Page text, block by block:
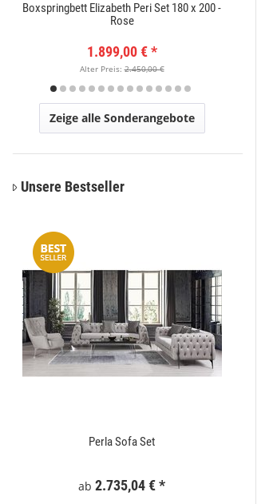
Boxspringbett Elizabeth Peri Set 180 x 200 -
Rose
1.899,00 € *
Alter Preis:2.450,00 €
Zeige alle Sonderangebote
Unsere Bestseller
Perla Sofa Set
ab 2.735,04 €*